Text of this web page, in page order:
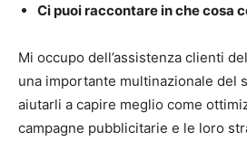
Ci puoi raccontare in che cosa
Mi occupo dell’assistenza clienti
una importante multinazionale del
aiutarli a capire meglio come
campagne pubblicitarie e le loro